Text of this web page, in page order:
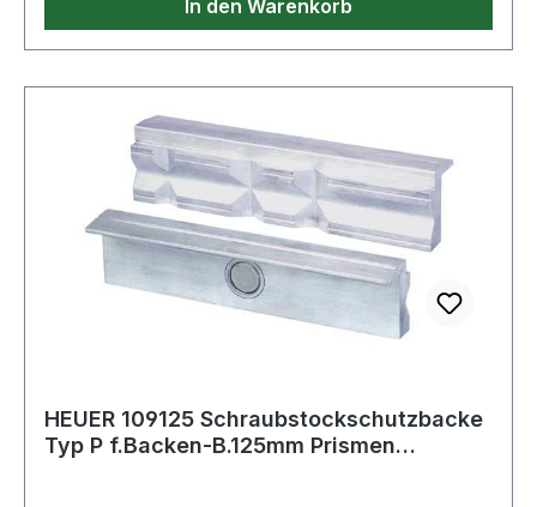
In den Warenkorb
HEUER 109125 Schraubstockschutzbacke
Typ P f.Backen-B.125mm Prismen